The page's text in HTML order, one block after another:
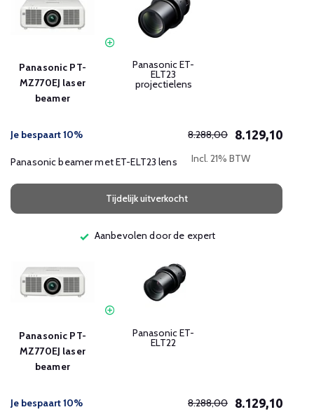
Panasonic PT-
MZ770EJ laser
beamer
Panasonic ET-
ELT23
projectielens
Je bespaart 10% 8.288,00 8.129,10
Panasonic beamer met ET-ELT23 lens Incl. 21% BTW
Tijdelijk uitverkocht
Aanbevolen door de expert
Panasonic PT-
MZ770EJ laser
beamer
Panasonic ET-
ELT22
Je bespaart 10% 8.288,00 8.129,10